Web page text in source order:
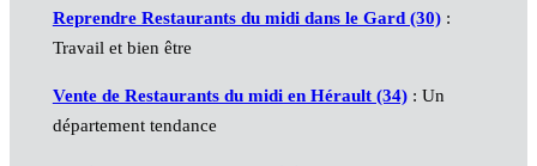
Reprendre Restaurants du midi dans le Gard (30):
Travail et bien être
Vente de Restaurants du midi en Hérault (34): Un
département tendance